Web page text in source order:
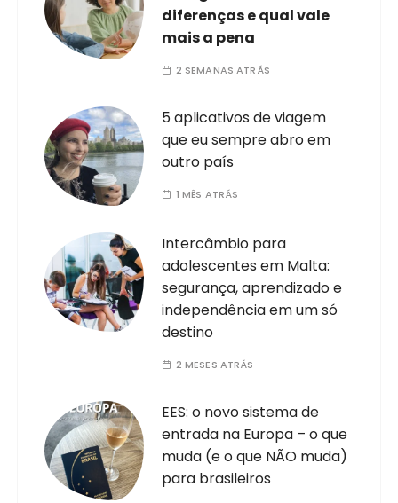
diferenças e qual vale
mais a pena
2 SEMANAS ATRÁS
5 aplicativos de viagem
que eu sempre abro em
outro país
1 MÊS ATRÁS
Intercâmbio para
adolescentes em Malta:
segurança, aprendizado e
independência em um só
destino
2 MESES ATRÁS
EES: o novo sistema de
entrada na Europa – o que
muda (e o que NÃO muda)
para brasileiros